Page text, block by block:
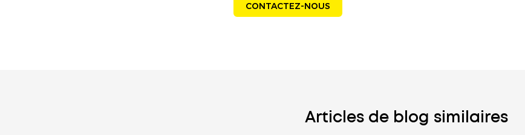
CONTACTEZ-NOUS
Articles de blog similaires